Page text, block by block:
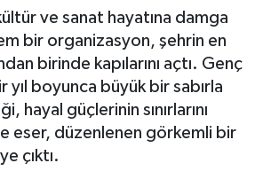
ve sanat hayatına damga
bir organizasyon, şehrin en
birinde kapılarını açtı. Genç
yıl boyunca büyük bir sabırla
hayal güçlerinin sınırlarını
eser, düzenlenen görkemli bir
çıktı.